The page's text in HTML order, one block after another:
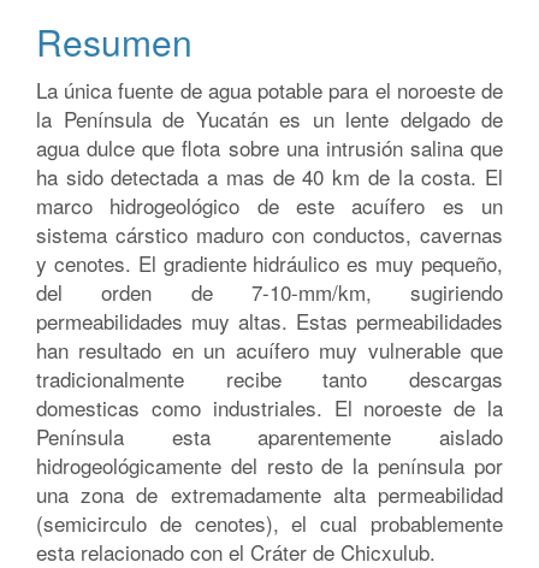
Resumen
La única fuente de agua potable para el noroeste de
la Península de Yucatán es un lente delgado de
agua dulce que flota sobre una intrusión salina que
ha sido detectada a mas de 40 km de la costa. El
marco hidrogeológico de este acuífero es un
sistema cárstico maduro con conductos, cavernas
y cenotes. El gradiente hidráulico es muy pequeño,
del orden de 7-10-mm/km, sugiriendo
permeabilidades muy altas. Estas permeabilidades
han resultado en un acuífero muy vulnerable que
tradicionalmente recibe tanto descargas
domesticas como industriales. El noroeste de la
Península esta aparentemente aislado
hidrogeológicamente del resto de la península por
una zona de extremadamente alta permeabilidad
(semicirculo de cenotes), el cual probablemente
esta relacionado con el Cráter de Chicxulub.